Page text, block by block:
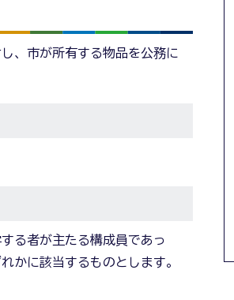
、市が所有する物品を公務に
る者が主たる構成員であっ
かに該当するものとします。